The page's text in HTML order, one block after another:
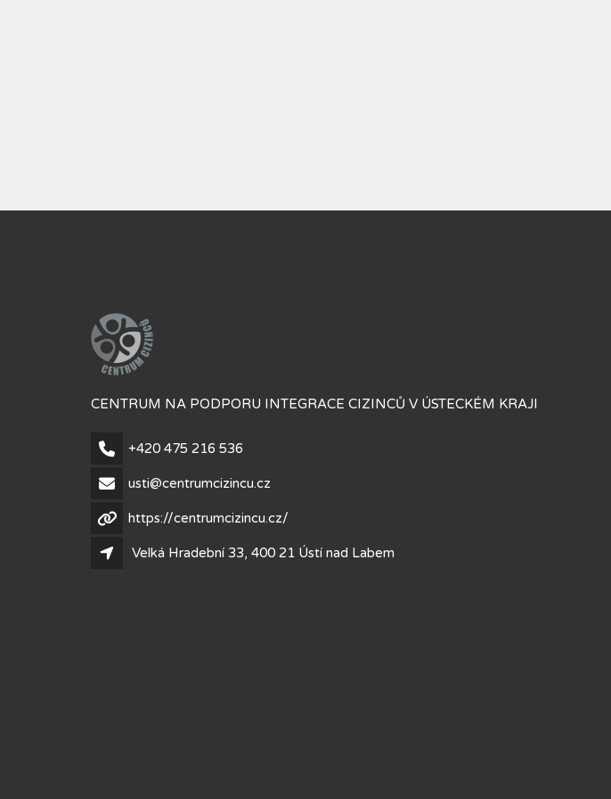
CENTRUM NA PODPORU INTEGRACE CIZINCŮ V ÚSTECKÉM KRAJI
+420 475 216 536
usti@centrumcizincu.cz
https://centrumcizincu.cz/
Velká Hradební 33, 400 21 Ústí nad Labem